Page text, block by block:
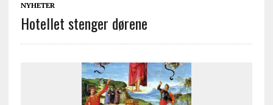
NYHETER
Hotellet stenger dørene